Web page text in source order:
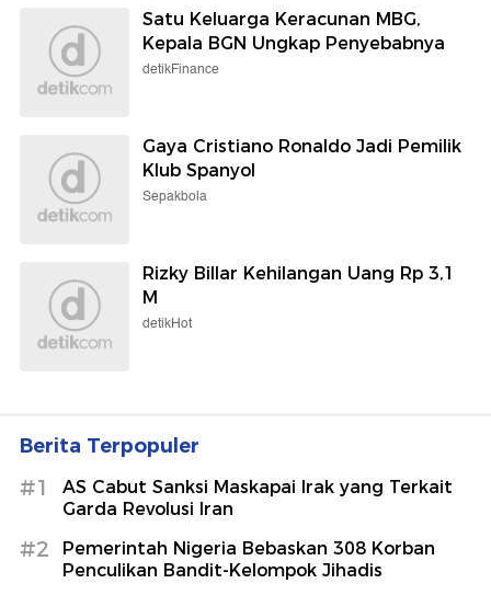
Satu Keluarga Keracunan MBG,
Kepala BGN Ungkap Penyebabnya
detikFinance
Gaya Cristiano Ronaldo Jadi Pemilik
Klub Spanyol
Sepakbola
Rizky Billar Kehilangan Uang Rp 3,1
M
detikHot
Berita Terpopuler
#1
AS Cabut Sanksi Maskapai Irak yang Terkait
Garda Revolusi Iran
#2
Pemerintah Nigeria Bebaskan 308 Korban
Penculikan Bandit-Kelompok Jihadis